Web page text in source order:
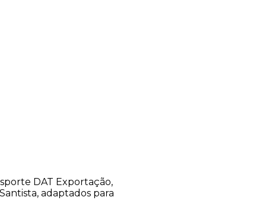
DAT Exportação,
adaptados para